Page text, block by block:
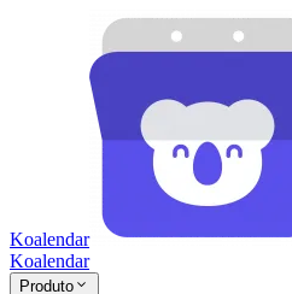
Koalendar
Koalendar
Produto